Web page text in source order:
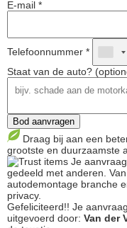
E-mail *
Telefoonnummer *
Staat van de auto?
Bod aanvragen
Draag bij aan een
grootste en duurzaamste
Je
gedeeld met anderen.
autodemontage branche
privacy.
Gefeliciteerd!! Je
uitgevoerd door: Van der